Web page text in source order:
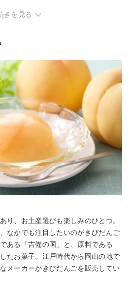
ング｜おしゃれ・かわいい
きを見る
り、お土産選びも楽しみのひとつ。
なかでも注目したいのがきびだんご
ある「吉備の国」と、原料である
たお菓子。江戸時代から岡山の地で
メーカーがきびだんごを販売してい